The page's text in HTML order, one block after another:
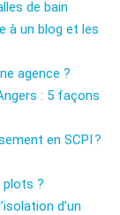
de bain
à un blog et les
agence ?
: 5 façons
en SCPI ?
plots ?
d’un